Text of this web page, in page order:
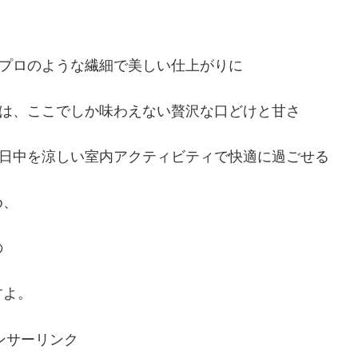
ロのような繊細で美しい仕上がりに
、ここでしか味わえない贅沢な口どけと甘さ
中を涼しい室内アクティビティで快適に過ごせる
。
サーリンク